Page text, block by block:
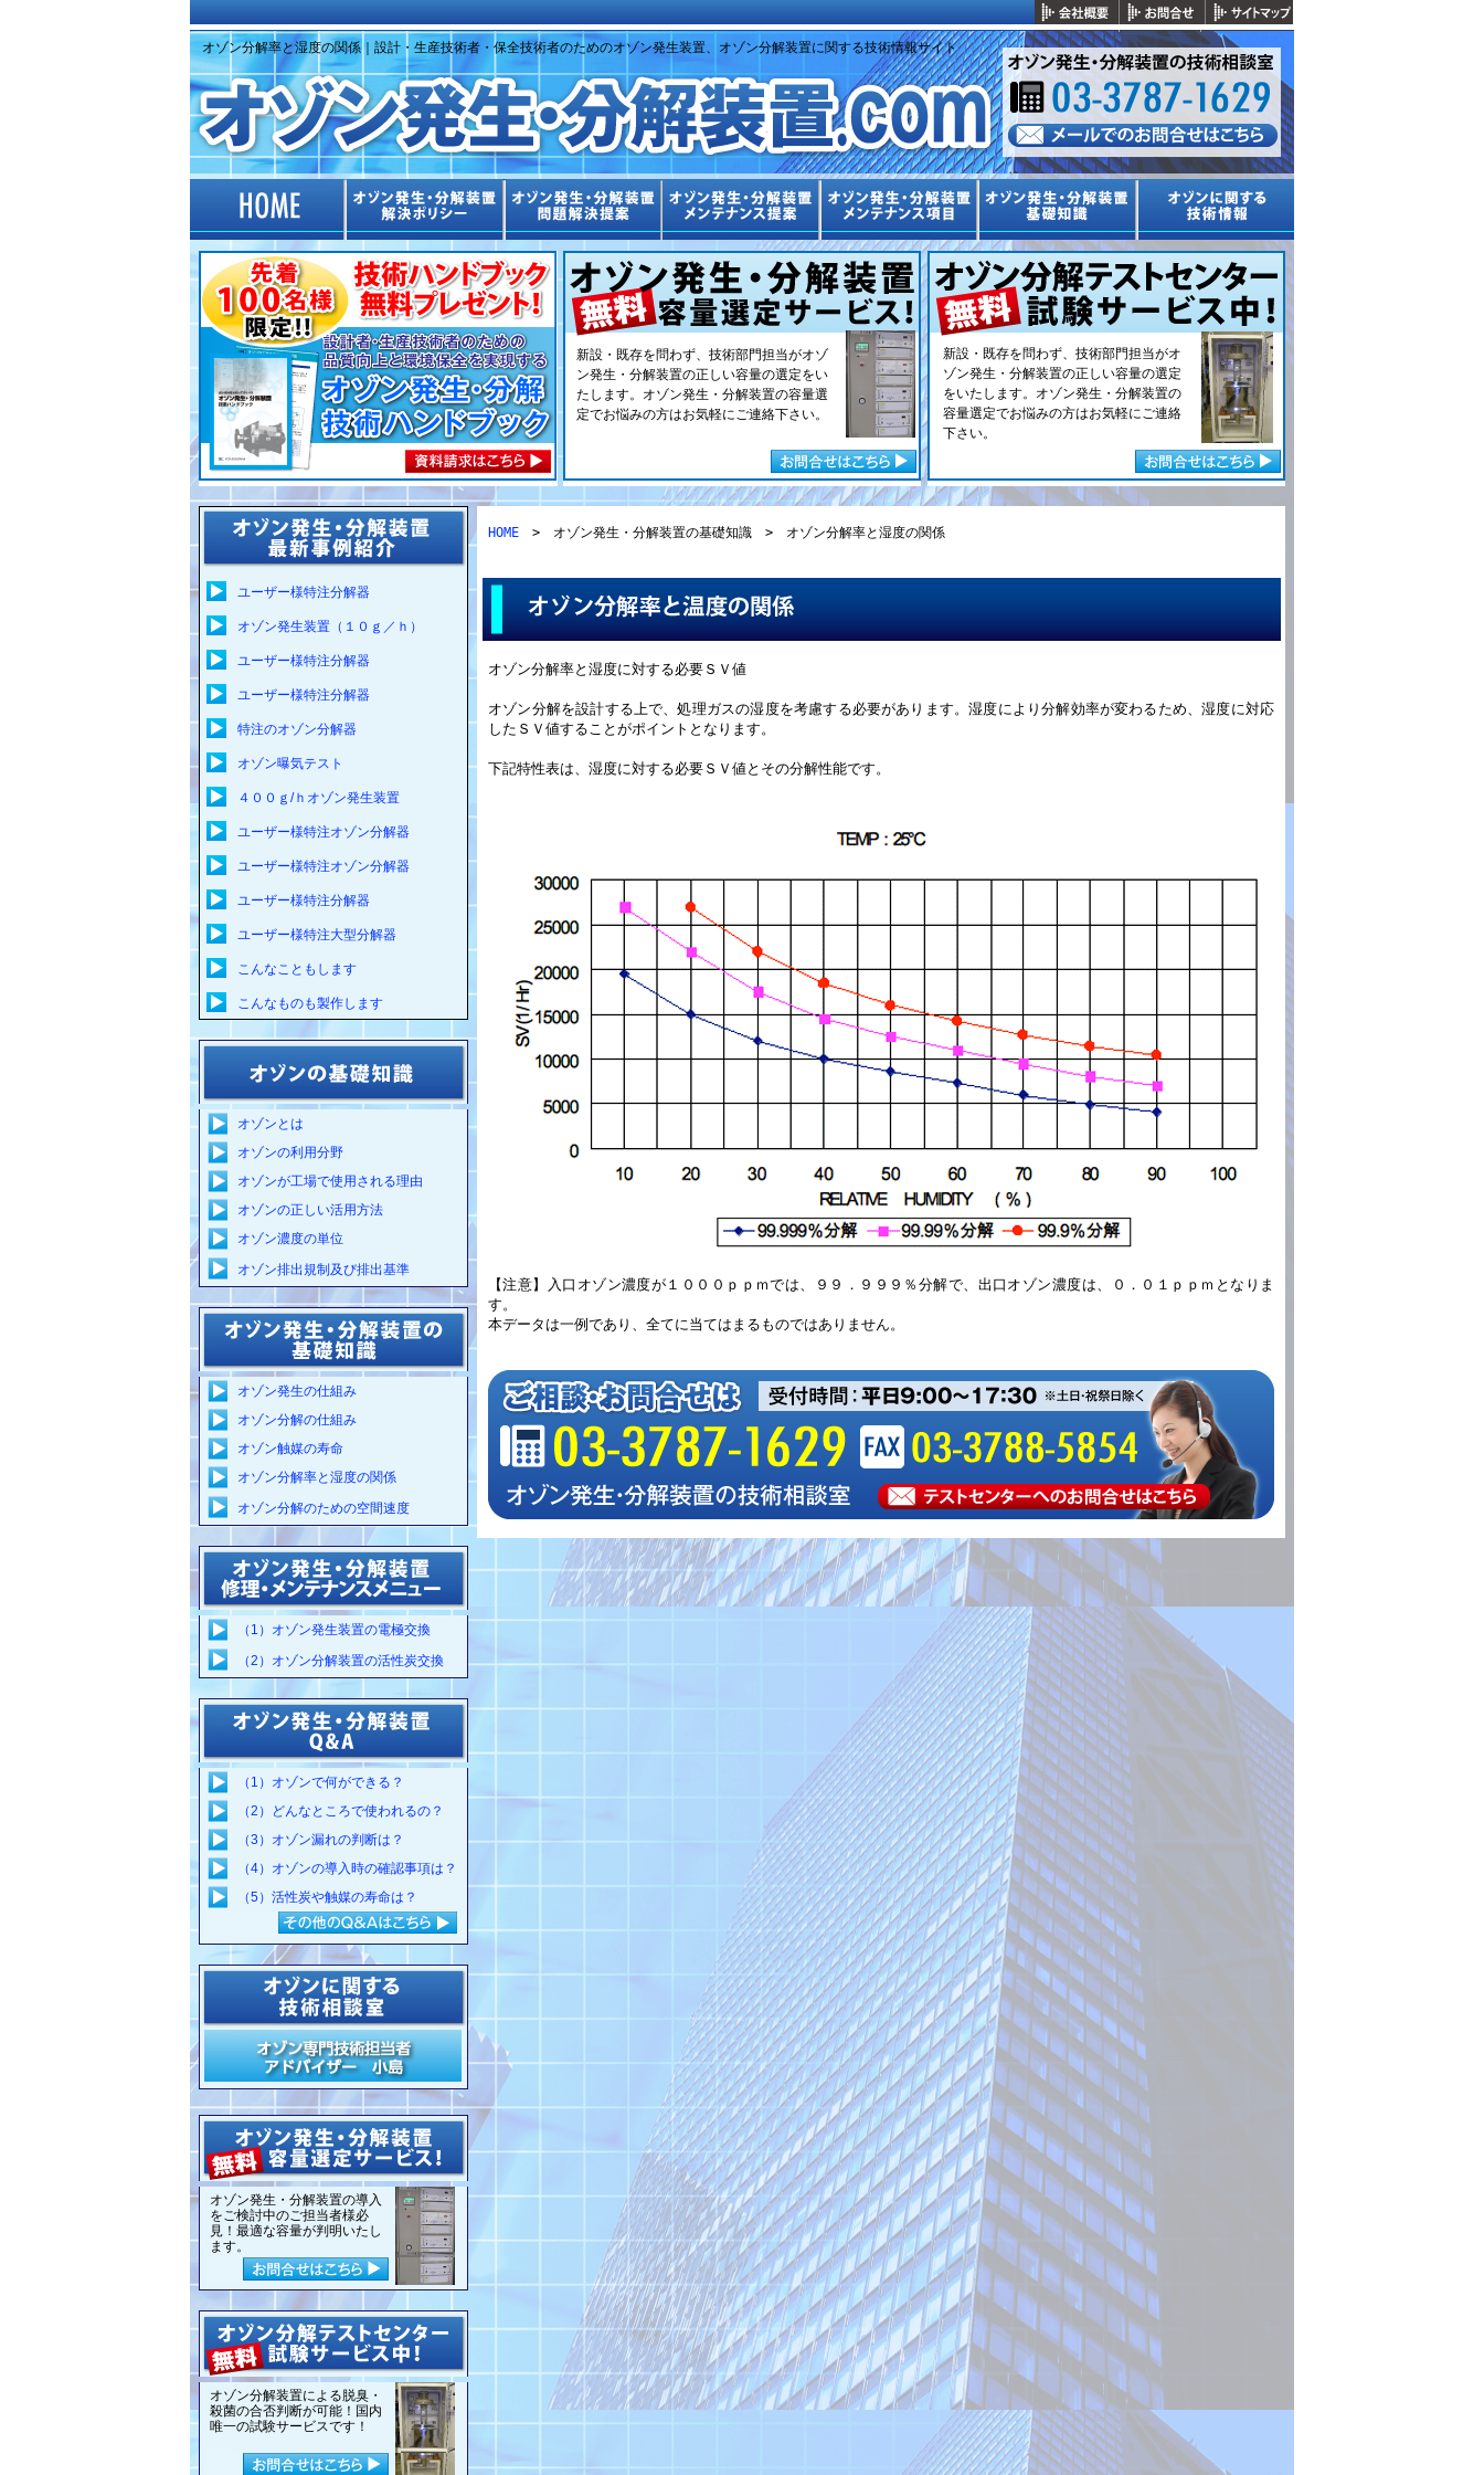
オゾン分解率と湿度の関係｜設計・生産技術者・保全技術者のためのオゾン発生装置、オゾン分解装置に関する技術情報サイト
新設・既存を問わず、技術部門担当がオゾ
ン発生・分解装置の正しい容量の選定をい
たします。オゾン発生・分解装置の容量選
定でお悩みの方はお気軽にご連絡下さい。
新設・既存を問わず、技術部門担当がオ
ゾン発生・分解装置の正しい容量の選定
をいたします。オゾン発生・分解装置の
容量選定でお悩みの方はお気軽にご連絡
下さい。
ユーザー様特注分解器
オゾン発生装置（１０ｇ／ｈ）
ユーザー様特注分解器
ユーザー様特注分解器
特注のオゾン分解器
オゾン曝気テスト
４００ｇ/ｈオゾン発生装置
ユーザー様特注オゾン分解器
ユーザー様特注オゾン分解器
ユーザー様特注分解器
ユーザー様特注大型分解器
こんなこともします
こんなものも製作します
ヒーター付分解器、温調器セット
オゾン分解器仕様変更part2
オゾン分解器仕様変更
1000mg/hオゾン発生器
出張触媒交換
局所排気装置
加温式オゾン分解器
オゾン分解触媒解析
オゾン分解器の変身
配管固定式オゾン分解器
オゾン分解器
オゾン分解器のコストダウン
オゾン分解器に取っ手
オゾン漏れ箇所の特定工数の削減
配管気密検査工数の削減
オゾンとは
オゾンの利用分野
オゾンが工場で使用される理由
オゾンの正しい活用方法
オゾン濃度の単位
オゾン排出規制及び排出基準
オゾン発生の仕組み
オゾン分解の仕組み
オゾン触媒の寿命
オゾン分解率と湿度の関係
オゾン分解のための空間速度
（1）オゾン発生装置の電極交換
（2）オゾン分解装置の活性炭交換
（1）オゾンで何ができる？
（2）どんなところで使われるの？
（3）オゾン漏れの判断は？
（4）オゾンの導入時の確認事項は？
（5）活性炭や触媒の寿命は？
オゾン発生・分解装置の導入
をご検討中のご担当者様必
見！最適な容量が判明いたし
ます。
オゾン分解装置による脱臭・
殺菌の合否判断が可能！国内
唯一の試験サービスです！
HOME > オゾン発生・分解装置の基礎知識 > オゾン分解率と湿度の関係
オゾン分解率と湿度に対する必要ＳＶ値
オゾン分解を設計する上で、処理ガスの湿度を考慮する必要があります。湿度により分解効率が変わるため、湿度に対応
したＳＶ値することがポイントとなります。
下記特性表は、湿度に対する必要ＳＶ値とその分解性能です。
【注意】入口オゾン濃度が１０００ｐｐｍでは、９９．９９９％分解で、出口オゾン濃度は、０．０１ｐｐｍとなりま
す。
本データは一例であり、全てに当てはまるものではありません。